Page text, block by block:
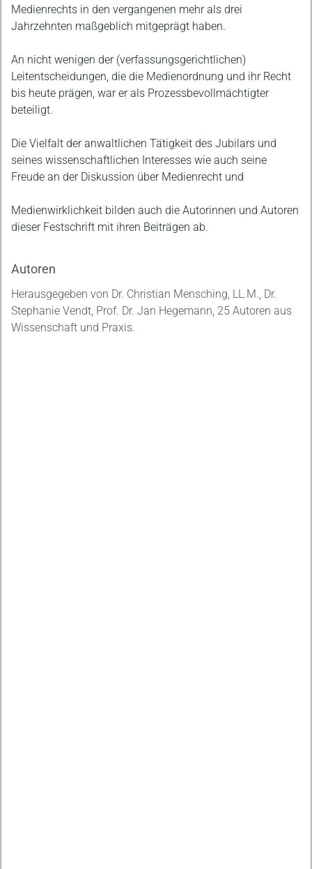
Medienrechts in den vergangenen mehr als drei
Jahrzehnten maßgeblich mitgeprägt haben.
An nicht wenigen der (verfassungsgerichtlichen)
Leitentscheidungen, die die Medienordnung und ihr Recht
bis heute prägen, war er als Prozessbevollmächtigter
beteiligt.
Die Vielfalt der anwaltlichen Tätigkeit des Jubilars und
seines wissenschaftlichen Interesses wie auch seine
Freude an der Diskussion über Medienrecht und
Medienwirklichkeit bilden auch die Autorinnen und Autoren
dieser Festschrift mit ihren Beiträgen ab.
Autoren
Herausgegeben von Dr. Christian Mensching, LL.M., Dr.
Stephanie Vendt, Prof. Dr. Jan Hegemann, 25 Autoren aus
Wissenschaft und Praxis.